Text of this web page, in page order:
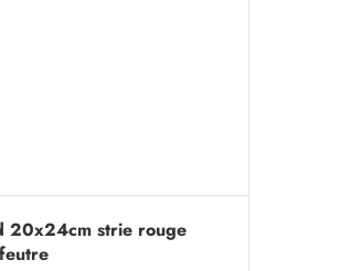
20x24cm strie rouge